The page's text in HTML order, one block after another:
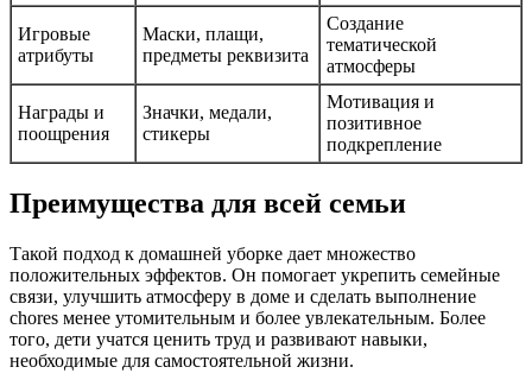
Игровые
атрибуты
Маски, плащи,
предметы реквизита
Создание
тематической
атмосферы
Награды и
поощрения
Значки, медали,
стикеры
Мотивация и
позитивное
подкрепление
Преимущества для всей семьи
Такой подход к домашней уборке дает множество
положительных эффектов. Он помогает укрепить семейные
связи, улучшить атмосферу в доме и сделать выполнение
chores менее утомительным и более увлекательным. Более
того, дети учатся ценить труд и развивают навыки,
необходимые для самостоятельной жизни.